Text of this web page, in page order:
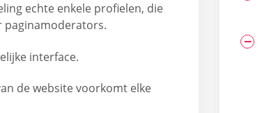
echte enkele profielen, die
interface.
de website voorkomt elke